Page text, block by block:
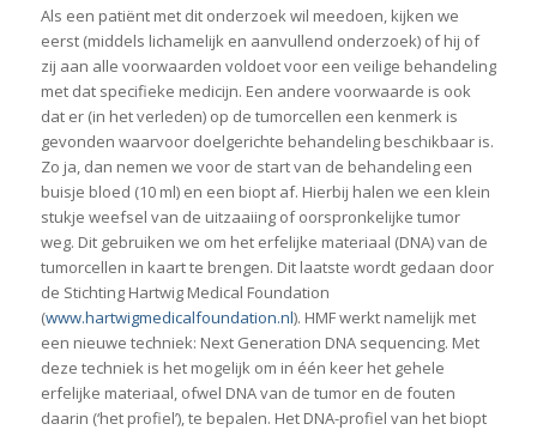
Als een patiënt met dit onderzoek wil meedoen, kijken we
eerst (middels lichamelijk en aanvullend onderzoek) of hij of
zij aan alle voorwaarden voldoet voor een veilige behandeling
met dat specifieke medicijn. Een andere voorwaarde is ook
dat er (in het verleden) op de tumorcellen een kenmerk is
gevonden waarvoor doelgerichte behandeling beschikbaar is.
Zo ja, dan nemen we voor de start van de behandeling een
buisje bloed (10 ml) en een biopt af. Hierbij halen we een klein
stukje weefsel van de uitzaaiing of oorspronkelijke tumor
weg. Dit gebruiken we om het erfelijke materiaal (DNA) van de
tumorcellen in kaart te brengen. Dit laatste wordt gedaan door
de Stichting Hartwig Medical Foundation
(www.hartwigmedicalfoundation.nl). HMF werkt namelijk met
een nieuwe techniek: Next Generation DNA sequencing. Met
deze techniek is het mogelijk om in één keer het gehele
erfelijke materiaal, ofwel DNA van de tumor en de fouten
daarin (‘het profiel’), te bepalen. Het DNA-profiel van het biopt